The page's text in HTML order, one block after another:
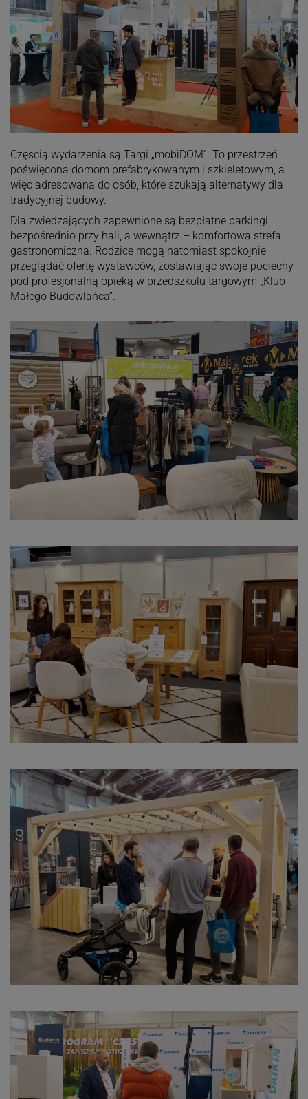
Częścią wydarzenia są Targi „mobiDOM”. To przestrzeń
poświęcona domom prefabrykowanym i szkieletowym, a
więc adresowana do osób, które szukają alternatywy dla
tradycyjnej budowy.
Dla zwiedzających zapewnione są bezpłatne parkingi
bezpośrednio przy hali, a wewnątrz – komfortowa strefa
gastronomiczna. Rodzice mogą natomiast spokojnie
przeglądać ofertę wystawców, zostawiając swoje pociechy
pod profesjonalną opieką w przedszkolu targowym „Klub
Małego Budowlańca”.